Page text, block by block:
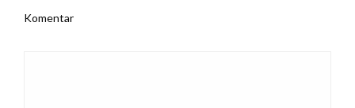
Komentar